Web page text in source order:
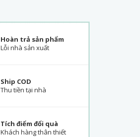
Hoàn trả sản phẩm
Lỗi nhà sản xuất
Ship COD
Thu tiền tại nhà
Tích điểm đổi quà
Khách hàng thân thiết